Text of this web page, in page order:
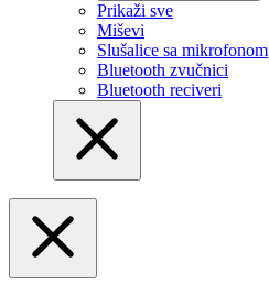
Prikaži svе
Miševi
Slušalice sa mikrofonom
Bluetooth zvučnici
Bluetooth reciveri